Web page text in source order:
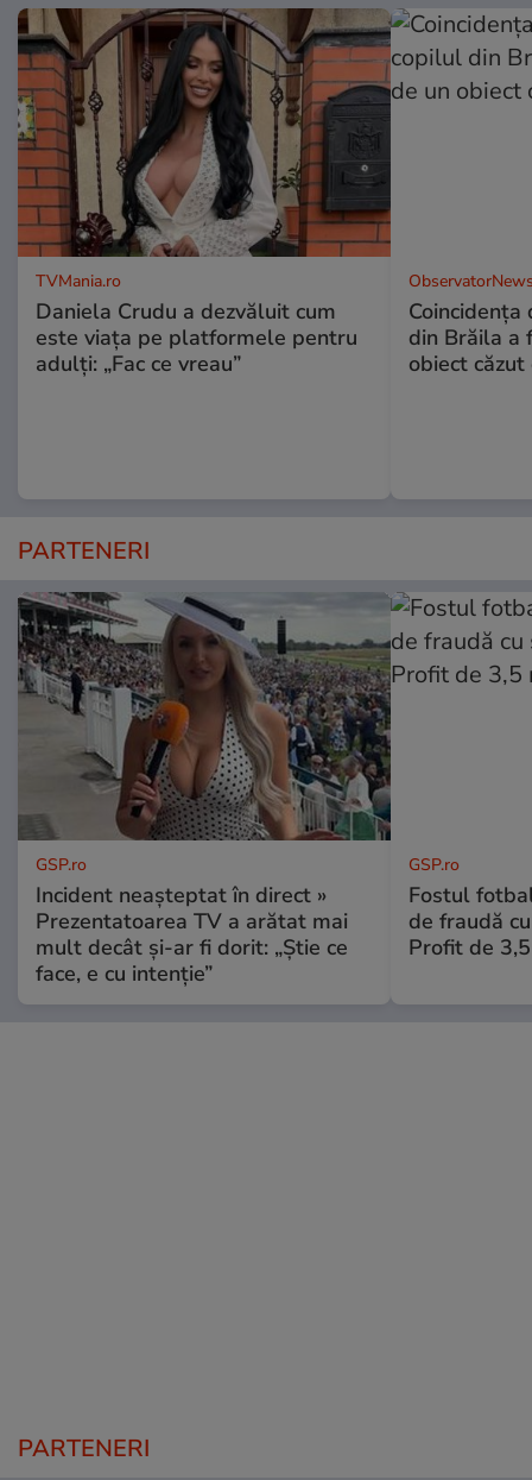
TVMania.ro
Daniela Crudu a dezvăluit cum
este viața pe platformele pentru
adulți: „Fac ce vreau”
Coincidența
din Brăila a
obiect căzut
PARTENERI
GSP.ro
Incident neașteptat în direct »
Prezentatoarea TV a arătat mai
mult decât și-ar fi dorit: „Știe ce
face, e cu intenție”
GSP.ro
Fostul
de fraudă
Profit de
PARTENERI